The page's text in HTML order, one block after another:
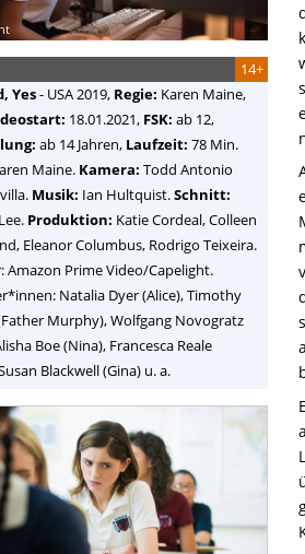
14+
Yes- USA2019, Regie: Karen Maine,
18.01.2021, FSK: ab 12,
ab 14 Jahren, Laufzeit: 78 Min.
Maine. Kamera: Todd Antonio
Musik: Ian Hultquist.Schnitt:
Produktion: Katie Cordeal, Colleen
Eleanor Columbus, Rodrigo Teixeira.
Amazon Prime Video/Capelight.
Natalia Dyer (Alice), Timothy
Murphy), Wolfgang Novogratz
Boe (Nina), Francesca Reale
Blackwell (Gina) u. a.